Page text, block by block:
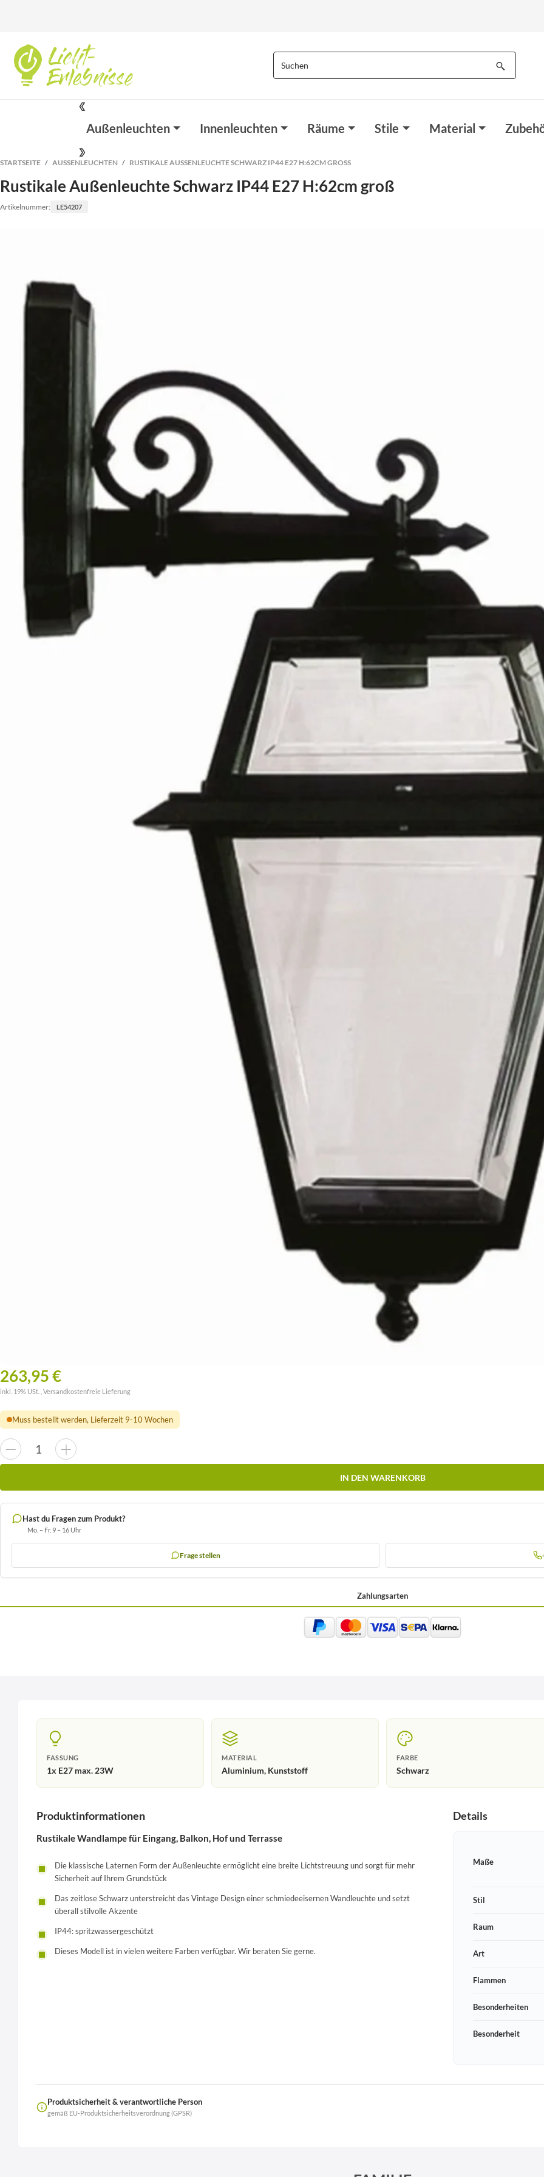
Außenleuchten Innenleuchten Räume Stile Material
STARTSEITE AUSSENLEUCHTEN RUSTIKALE AUSSENLEUCHTE SCHWARZ IP44 E27 H:62CM GROSS
Rustikale Außenleuchte Schwarz IP44 E27 H:62cm groß
Artikelnummer: LE54207
263,95 €
inkl. 19% USt. , Versandkostenfreie Lieferung
Muss bestellt werden, Lieferzeit 9-10 Wochen
IN DEN WARENKORB
Hast du Fragen zum Produkt?
Mo. – Fr. 9 – 16 Uhr
Frage stellen
Zahlungsarten
FASSUNG
1x E27 max. 23W
MATERIAL
Aluminium, Kunststoff
FARBE
Schwarz
Produktinformationen
Rustikale Wandlampe für Eingang, Balkon, Hof und Terrasse
Die klassische Laternen Form der Außenleuchte ermöglicht eine breite Lichtstreuung und sorgt für mehr
Sicherheit auf Ihrem Grundstück
Das zeitlose Schwarz unterstreicht das Vintage Design einer schmiedeeisernen Wandleuchte und setzt
überall stilvolle Akzente
IP44: spritzwassergeschützt
Dieses Modell ist in vielen weitere Farben verfügbar. Wir beraten Sie gerne.
Details
Maße
Stil
Raum
Art
Flammen
Besonderheiten
Besonderheit
Produktsicherheit & verantwortliche Person
gemäß EU-Produktsicherheitsverordnung (GPSR)